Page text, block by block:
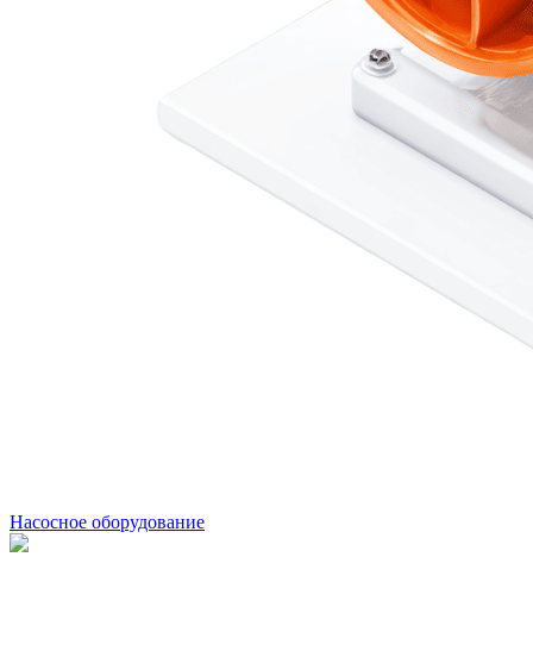
Насосное оборудование